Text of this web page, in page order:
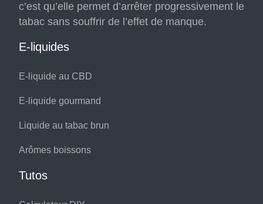
c’est qu’elle permet d’arrêter progressivement le
tabac sans souffrir de l’effet de manque.
E-liquides
E-liquide au CBD
E-liquide gourmand
Liquide au tabac brun
Arômes boissons
Tutos